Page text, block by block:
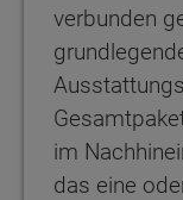
verbunden
im
das eine